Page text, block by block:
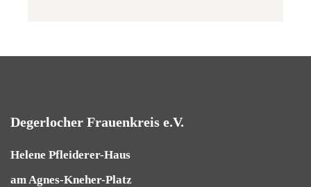
Degerlocher Frauenkreis e.V.
Helene Pfleiderer-Haus
am Agnes-Kneher-Platz